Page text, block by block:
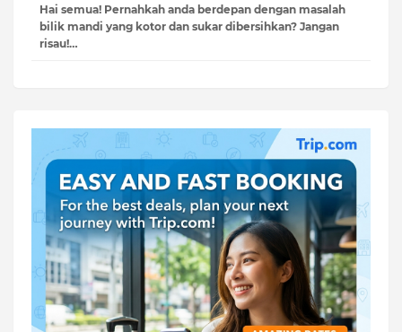
Hai semua! Pernahkah anda berdepan dengan masalah
bilik mandi yang kotor dan sukar dibersihkan? Jangan
risau!…